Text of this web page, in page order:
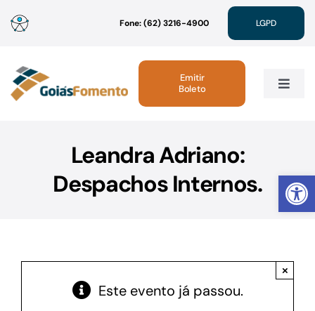
Abrir
para
conteúdo
Fone: (62) 3216-4900 LGPD
Toggle
Linhas de Crédito
Emitir
Boleto
Leandra Adriano:
Despachos Internos.
Este evento já passou.
×